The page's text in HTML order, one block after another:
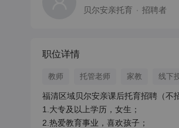
贝尔安亲托育 招聘者
职位详情
教师 托管老师 家教 线下
福清区域贝尔安亲课后托育招聘（不
1.大专及以上学历，女生；
2.热爱教育事业，喜欢孩子；